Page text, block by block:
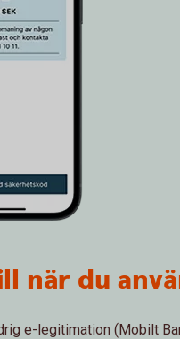
när du
e-legitimation (Mobilt